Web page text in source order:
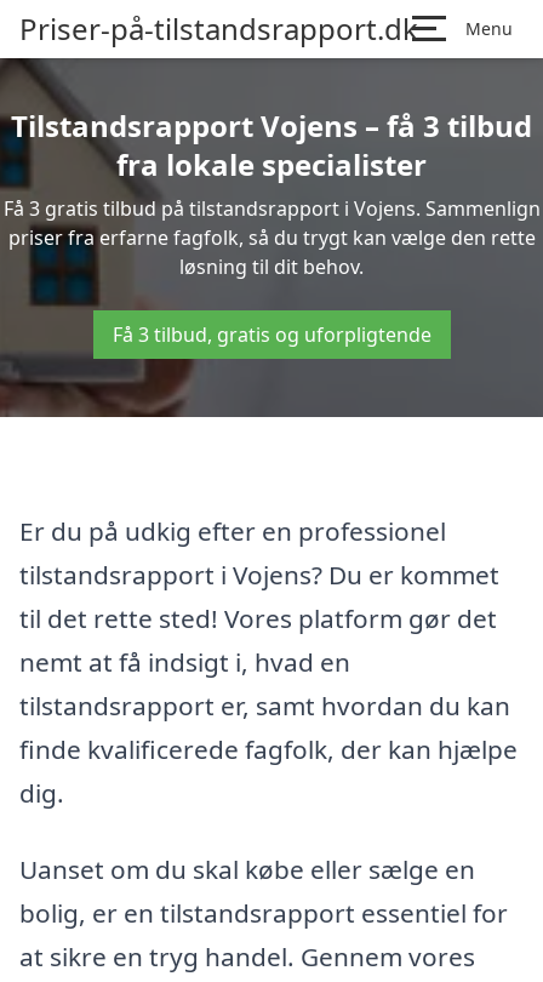
Priser-på-tilstandsrapport.dk Menu
Tilstandsrapport Vojens – få 3 tilbud
fra lokale specialister
Få 3 gratis tilbud på tilstandsrapport i Vojens. Sammenlign
priser fra erfarne fagfolk, så du trygt kan vælge den rette
løsning til dit behov.
Få 3 tilbud, gratis og uforpligtende
Er du på udkig efter en professionel
tilstandsrapport i Vojens? Du er kommet
til det rette sted! Vores platform gør det
nemt at få indsigt i, hvad en
tilstandsrapport er, samt hvordan du kan
finde kvalificerede fagfolk, der kan hjælpe
dig.
Uanset om du skal købe eller sælge en
bolig, er en tilstandsrapport essentiel for
at sikre en tryg handel. Gennem vores